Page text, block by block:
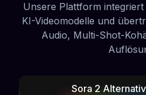
Unsere Plattform integriert
KI-Videomodelle und
Audio, Multi-Shot-
Sora 2